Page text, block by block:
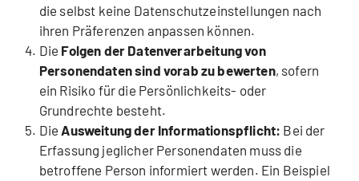
die selbst keine Datenschutzeinstellungen nach
ihren Präferenzen anpassen können.
Die Folgen der Datenverarbeitung von
Personendaten sind vorab zu bewerten, sofern
ein Risiko für die Persönlichkeits- oder
Grundrechte besteht.
Die Ausweitung der Informationspflicht: Bei der
Erfassung jeglicher Personendaten muss die
betroffene Person informiert werden. Ein Beispiel